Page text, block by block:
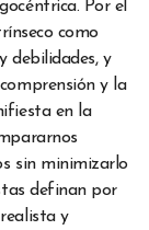
Por el
como
debilidades, y
y la
en la
sin minimizarlo
definan por
y